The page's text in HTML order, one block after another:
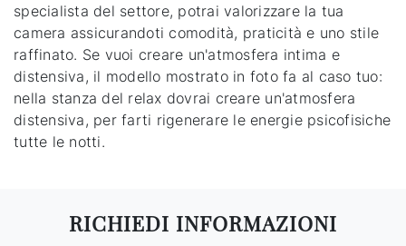
specialista del settore, potrai valorizzare la tua
camera assicurandoti comodità, praticità e uno stile
raffinato. Se vuoi creare un'atmosfera intima e
distensiva, il modello mostrato in foto fa al caso tuo:
nella stanza del relax dovrai creare un'atmosfera
distensiva, per farti rigenerare le energie psicofisiche
tutte le notti.
RICHIEDI INFORMAZIONI